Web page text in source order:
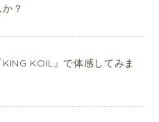
？
KING KOIL』で体感してみま